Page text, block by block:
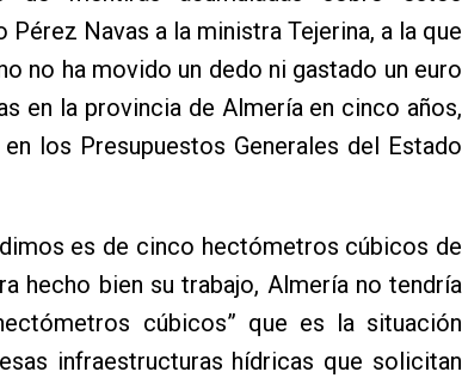
Navas a la ministra Tejerina, a la que
no ha movido un dedo ni gastado un euro
en la provincia de Almería en cinco años,
los Presupuestos Generales del Estado
es de cinco hectómetros cúbicos de
hecho bien su trabajo, Almería no tendría
cúbicos” que es la situación
infraestructuras hídricas que solicitan